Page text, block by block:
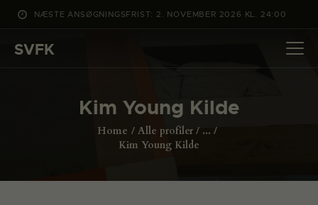
NÆSTE ANSØGNINGSFRIST: 2. NOVEMBER 2026 KL. 24:00
SVFK
Kim Young Kilde
Home Alle profiler
...
Kim Young Kilde
DET SKER
CHANNEL